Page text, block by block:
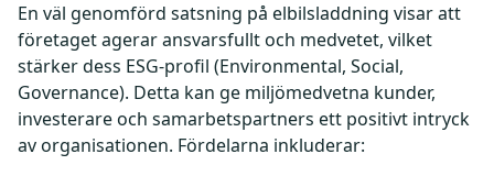
En väl genomförd satsning på elbilsladdning visar att
företaget agerar ansvarsfullt och medvetet, vilket
stärker dess ESG-profil (Environmental, Social,
Governance). Detta kan ge miljömedvetna kunder,
investerare och samarbetspartners ett positivt intryck
av organisationen. Fördelarna inkluderar: